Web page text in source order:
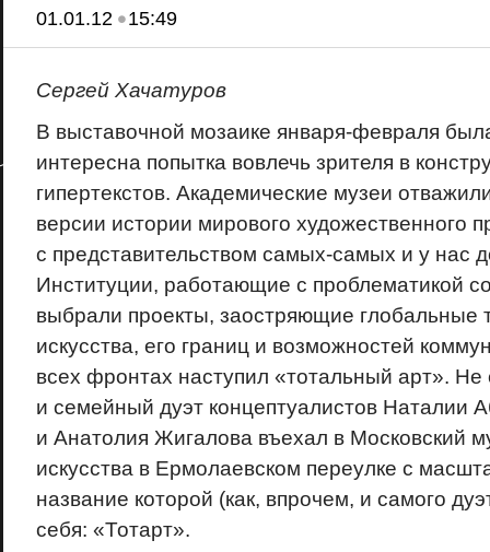
01.01.12•15:49
Сергей Хачатуров
В выставочной мозаике января-февраля
интересна попытка вовлечь зрителя в
гипертекстов. Академические музеи
версии истории мирового художественного
с представительством самых-самых и у нас
Институции, работающие с проблематикой
выбрали проекты, заостряющие глобальные
искусства, его границ и возможностей
всех фронтах наступил «тотальный арт». Не
и семейный дуэт концептуалистов Наталии
и Анатолия Жигалова въехал в Московский
искусства в Ермолаевском переулке с
название которой (как, впрочем, и самого
себя: «Тотарт».